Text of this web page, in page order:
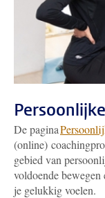
De pagina
(online)
gebied van
voldoende
je gelukkig voelen.